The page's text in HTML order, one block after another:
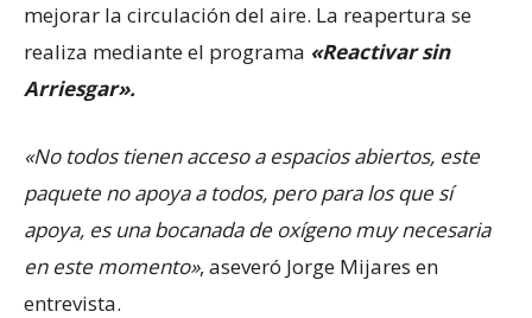
mejorar la circulación del aire. La reapertura se
realiza mediante el programa «Reactivar sin
Arriesgar».
«No todos tienen acceso a espacios abiertos, este
paquete no apoya a todos, pero para los que sí
apoya, es una bocanada de oxígeno muy necesaria
en este momento», aseveró Jorge Mijares en
entrevista.